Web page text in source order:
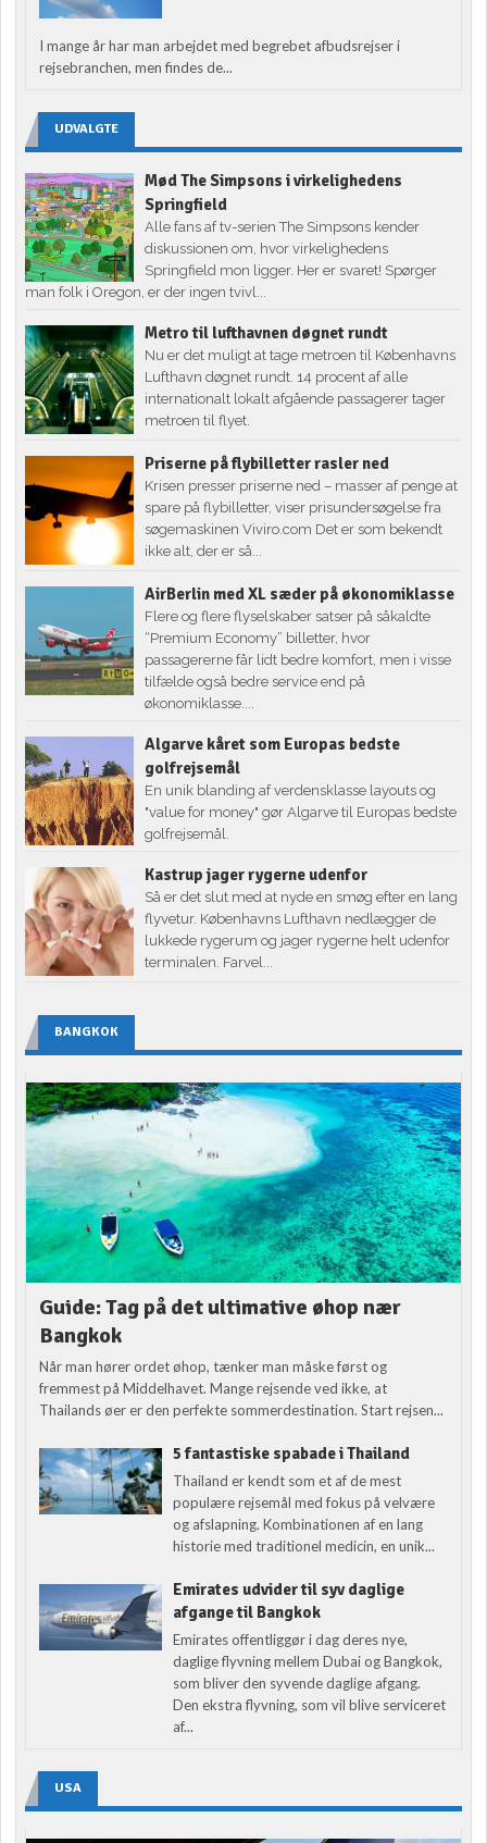
I mange år har man arbejdet med begrebet afbudsrejser i
rejsebranchen, men findes de...
UDVALGTE
Mød The Simpsons i virkelighedens
Springfield
Alle fans af tv-serien The Simpsons kender
diskussionen om, hvor virkelighedens
Springfield mon ligger. Her er svaret! Spørger
man folk i Oregon, er der ingen tvivl...
Metro til lufthavnen døgnet rundt
Nu er det muligt at tage metroen til Københavns
Lufthavn døgnet rundt. 14 procent af alle
internationalt lokalt afgående passagerer tager
metroen til flyet.
Priserne på flybilletter rasler ned
Krisen presser priserne ned – masser af penge at
spare på flybilletter, viser prisundersøgelse fra
søgemaskinen Viviro.com Det er som bekendt
ikke alt, der er så...
AirBerlin med XL sæder på økonomiklasse
Flere og flere flyselskaber satser på såkaldte
“Premium Economy” billetter, hvor
passagererne får lidt bedre komfort, men i visse
tilfælde også bedre service end på
økonomiklasse....
Algarve kåret som Europas bedste
golfrejsemål
En unik blanding af verdensklasse layouts og
"value for money" gør Algarve til Europas bedste
golfrejsemål.
Kastrup jager rygerne udenfor
Så er det slut med at nyde en smøg efter en lang
flyvetur. Københavns Lufthavn nedlægger de
lukkede rygerum og jager rygerne helt udenfor
terminalen. Farvel...
BANGKOK
Guide: Tag på det ultimative øhop nær
Bangkok
Når man hører ordet øhop, tænker man måske først og
fremmest på Middelhavet. Mange rejsende ved ikke, at
Thailands øer er den perfekte sommerdestination. Start rejsen...
5 fantastiske spabade i Thailand
Thailand er kendt som et af de mest
populære rejsemål med fokus på velvære
og afslapning. Kombinationen af en lang
historie med traditionel medicin, en unik...
Emirates udvider til syv daglige
afgange til Bangkok
Emirates offentliggør i dag deres nye,
daglige flyvning mellem Dubai og Bangkok,
som bliver den syvende daglige afgang.
Den ekstra flyvning, som vil blive serviceret
af...
USA